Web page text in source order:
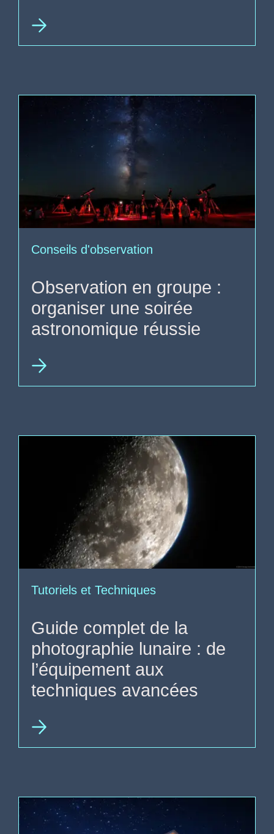
Conseils d'observation
Observation en groupe :
organiser une soirée
astronomique réussie
Tutoriels et Techniques
Guide complet de la
photographie lunaire : de
l’équipement aux
techniques avancées